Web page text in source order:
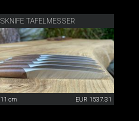
SKNIFE TAFELMESSER
11 cm EUR 1537.31